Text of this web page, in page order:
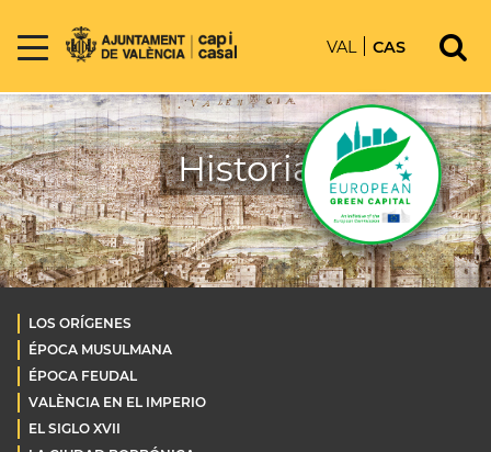
VAL CAS
Historia
LOS ORÍGENES
ÉPOCA MUSULMANA
ÉPOCA FEUDAL
VALÈNCIA EN EL IMPERIO
EL SIGLO XVII